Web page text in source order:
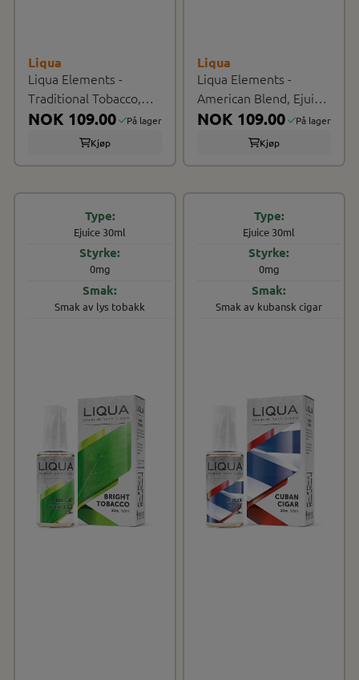
Liqua
Liqua Elements -
Traditional Tobacco,
Ejuice 30ml
NOK 109.00
På lager
Kjøp
Liqua
Liqua Elements -
American Blend, Ejuice
30ml
NOK 109.00
På lager
Kjøp
Ejuice 30ml
0mg
Smak av lys tobakk
Ejuice 30ml
0mg
Smak av kubansk cigar